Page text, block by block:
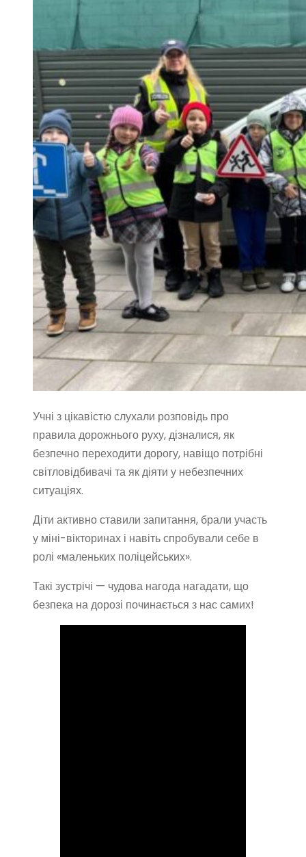
Учні з цікавістю слухали розповідь про
правила дорожнього руху, дізналися, як
безпечно переходити дорогу, навіщо потрібні
світловідбивачі та як діяти у небезпечних
ситуаціях.
Діти активно ставили запитання, брали участь
у міні-вікторинах і навіть спробували себе в
ролі «маленьких поліцейських».
Такі зустрічі — чудова нагода нагадати, що
безпека на дорозі починається з нас самих!